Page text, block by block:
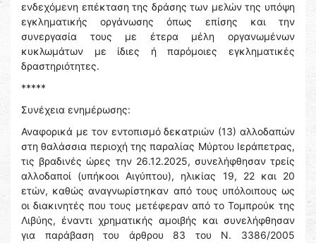
ενδεχόμενη επέκταση της δράσης των μελών της υπόψη
εγκληματικής οργάνωσης όπως επίσης και την
συνεργασία τους με έτερα μέλη οργανωμένων
κυκλωμάτων με ίδιες ή παρόμοιες εγκληματικές
δραστηριότητες.
*****
Συνέχεια ενημέρωσης:
Αναφορικά με τον εντοπισμό δεκατριών (13) αλλοδαπών
στη θαλάσσια περιοχή της παραλίας Μύρτου Ιεράπετρας,
τις βραδινές ώρες την 26.12.2025, συνελήφθησαν τρείς
αλλοδαποί (υπήκοοι Αιγύπτου), ηλικίας 19, 22 και 20
ετών, καθώς αναγνωρίστηκαν από τους υπόλοιπους ως
οι διακινητές που τους μετέφεραν από το Τομπρούκ της
Λιβύης, έναντι χρηματικής αμοιβής και συνελήφθησαν
για παράβαση του άρθρου 83 του Ν. 3386/2005